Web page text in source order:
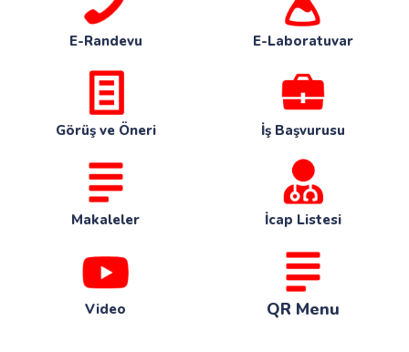
E-Randevu E-Laboratuvar
Görüş ve Öneri İş Başvurusu
Makaleler İcap Listesi
Video QR Menu